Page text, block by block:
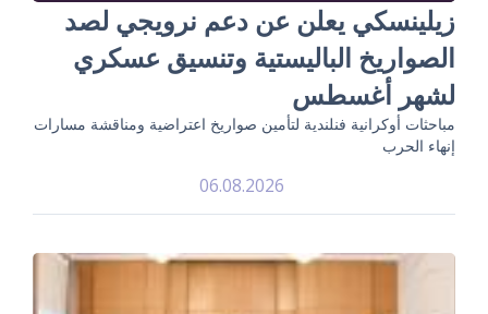
زيلينسكي يعلن عن دعم نرويجي لصد
الصواريخ الباليستية وتنسيق عسكري
لشهر أغسطس
مباحثات أوكرانية فنلندية لتأمين صواريخ اعتراضية ومناقشة مسارات
إنهاء الحرب
06.08.2026